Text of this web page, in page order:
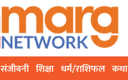
संजीवनी शिक्षा धर्म/राशिफल कथा